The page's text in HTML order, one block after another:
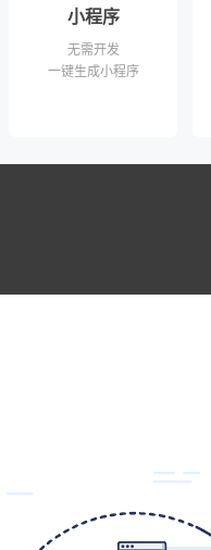
小程序
无需开发
一键生成小程序